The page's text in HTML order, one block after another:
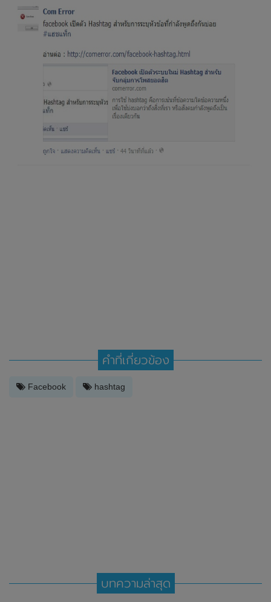
คำที่เกี่ยวข้อง
Facebook hashtag
บทความล่าสุด